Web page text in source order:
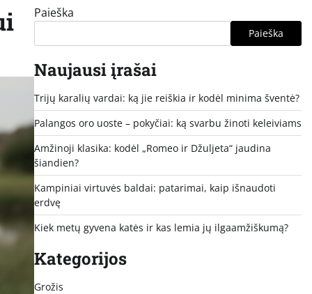
Paieška
Paieška
Naujausi įrašai
Trijų karalių vardai: ką jie reiškia ir kodėl minima šventė?
Palangos oro uoste – pokyčiai: ką svarbu žinoti keleiviams
Amžinoji klasika: kodėl „Romeo ir Džuljeta“ jaudina
šiandien?
Kampiniai virtuvės baldai: patarimai, kaip išnaudoti
erdvę
Kiek metų gyvena katės ir kas lemia jų ilgaamžiškumą?
Kategorijos
Grožis